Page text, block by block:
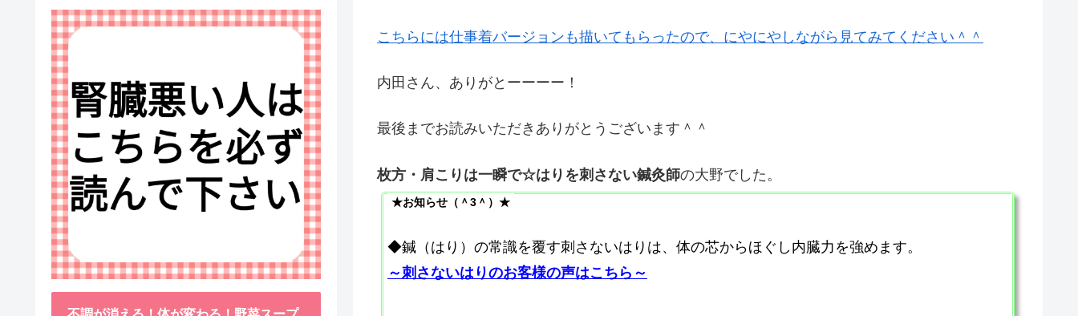
こちらには仕事着バージョンも描いてもらったので、にやにやしながら見てみてください＾＾
内田さん、ありがとーーーー！
最後までお読みいただきありがとうございます＾＾
枚方・肩こりは一瞬で☆はりを刺さない鍼灸師の大野でした。
★お知らせ（＾3＾）★
◆鍼（はり）の常識を覆す刺さないはりは、体の芯からほぐし内臓力を強めます。
～刺さないはりのお客様の声はこちら～